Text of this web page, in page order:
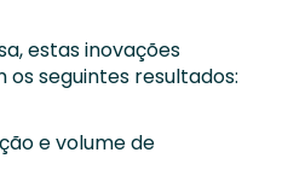
estas inovações
seguintes resultados:
e volume de